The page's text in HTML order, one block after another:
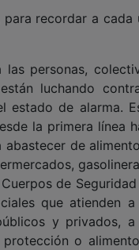
recordar a cada
personas,
luchando
estado de alarma.
la primera línea
de
de Seguridad
que atienden
y privados, a
o